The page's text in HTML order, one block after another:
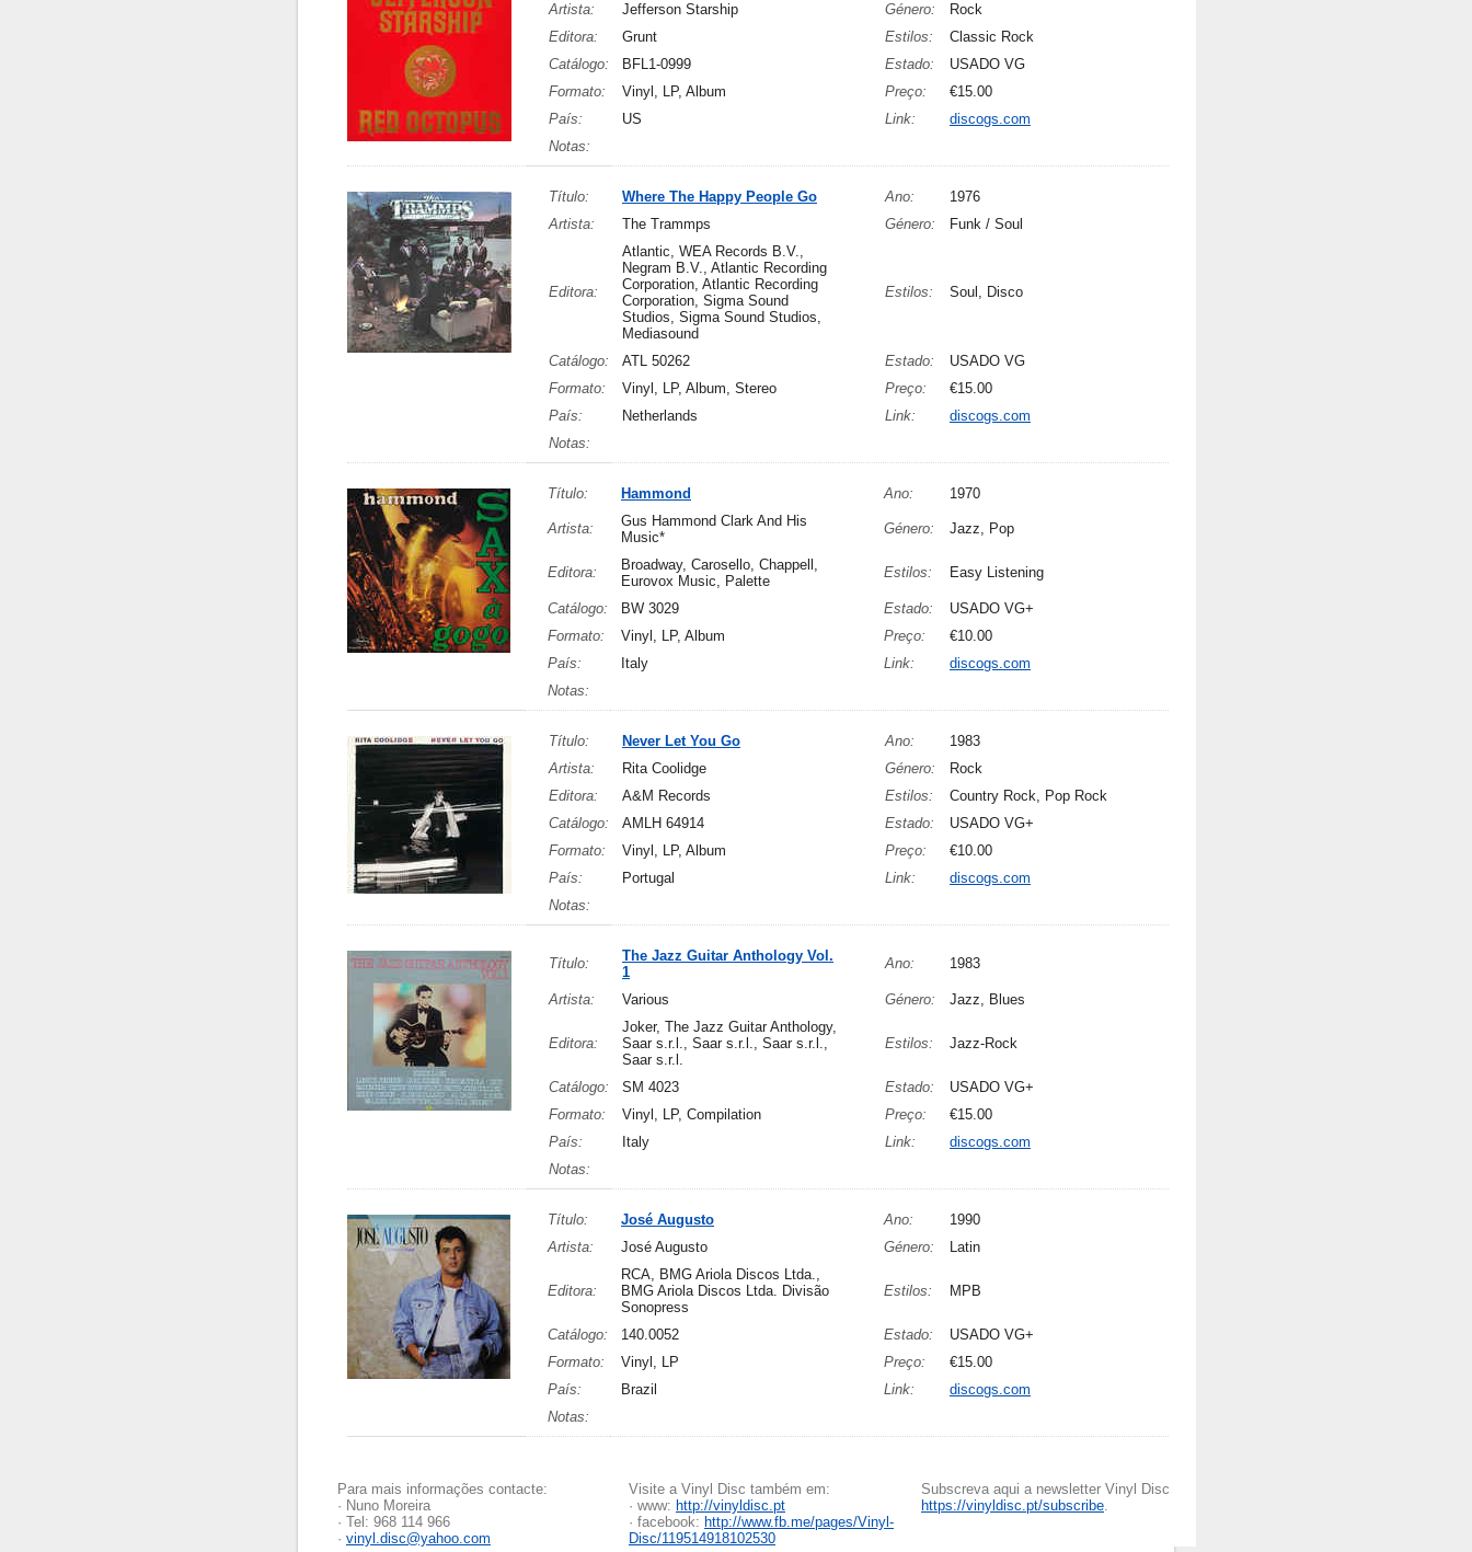
Artista:
Jefferson Starship Género:
Rock
Editora:
Grunt Estilos:
Classic Rock
Catálogo:
BFL1-0999 Estado:
USADO VG
Formato:
Vinyl, LP, Album Preço:
€15.00
País:
US Link:
discogs.com
Notas:
Título: Where The Happy People Go Ano:
1976
Artista:
The Trammps Género: Funk / Soul
Editora:
Atlantic, WEA Records B.V.,
Negram B.V., Atlantic Recording
Corporation, Atlantic Recording
Corporation, Sigma Sound
Studios, Sigma Sound Studios,
Mediasound
Estilos: Soul, Disco
Catálogo: ATL 50262 Estado:
USADO VG
Formato:
Vinyl, LP, Album, Stereo Preço:
€15.00
País:
Netherlands Link:
discogs.com
Notas:
Título: Hammond Ano: 1970
Artista:
Gus Hammond Clark And His
Music*
Género: Jazz, Pop
Editora:
Broadway, Carosello, Chappell,
Eurovox Music, Palette
Estilos: Easy Listening
Catálogo: BW 3029 Estado:
USADO VG+
Formato:
Vinyl, LP, Album Preço:
€10.00
País:
Italy Link:
discogs.com
Notas:
Título: Never Let You Go Ano:
1983
Artista:
Rita Coolidge Género:
Rock
Editora:
A&M Records Estilos:
Country Rock, Pop Rock
Catálogo:
AMLH 64914 Estado:
USADO VG+
Formato:
Vinyl, LP, Album Preço:
€10.00
País:
Portugal Link:
discogs.com
Notas:
Título:
The Jazz Guitar Anthology Vol.
1
Ano: 1983
Artista: Various Género: Jazz, Blues
Editora:
Joker, The Jazz Guitar Anthology,
Saar s.r.l., Saar s.r.l., Saar s.r.l.,
Saar s.r.l.
Estilos: Jazz-Rock
Catálogo: SM 4023 Estado:
USADO VG+
Formato:
Vinyl, LP, Compilation Preço:
€15.00
País:
Italy Link:
discogs.com
Notas:
Título: José Augusto Ano:
1990
Artista:
José Augusto Género: Latin
Editora:
RCA, BMG Ariola Discos Ltda.,
BMG Ariola Discos Ltda. Divisão
Sonopress
Estilos: MPB
Catálogo: 140.0052 Estado:
USADO VG+
Formato:
Vinyl, LP Preço:
€15.00
País:
Brazil Link:
discogs.com
Notas:
Para mais informações contacte:
· Nuno Moreira
· Tel: 968 114 966
· vinyl.disc@yahoo.com
Visite a Vinyl Disc também em:
· www: http://vinyldisc.pt
· facebook: http://www.fb.me/pages/Vinyl-
Disc/119514918102530
Subscreva aqui a newsletter Vinyl Disc
https://vinyldisc.pt/subscribe.